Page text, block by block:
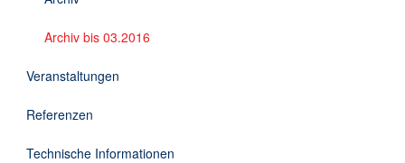
DE
Archiv bis 03.2016
Veranstaltungen
Referenzen
Technische Informationen